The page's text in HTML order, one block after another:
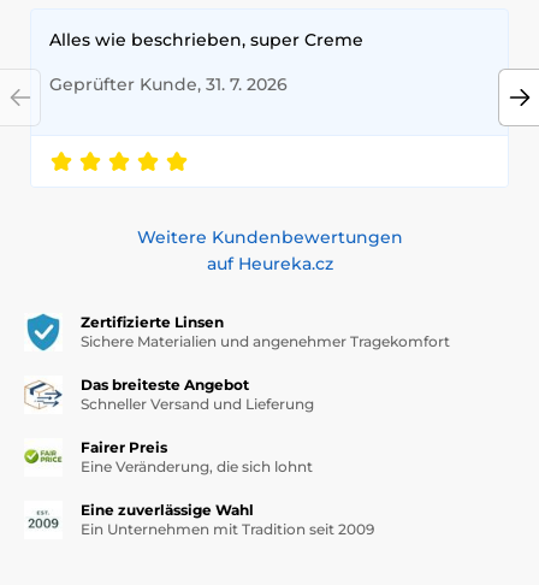
Alles wie beschrieben, super Creme
Geprüfter Kunde, 31. 7. 2026
Weitere Kundenbewertungen
auf Heureka.cz
Zertifizierte Linsen
Sichere Materialien und angenehmer Tragekomfort
Das breiteste Angebot
Schneller Versand und Lieferung
Fairer Preis
Eine Veränderung, die sich lohnt
Eine zuverlässige Wahl
Ein Unternehmen mit Tradition seit 2009